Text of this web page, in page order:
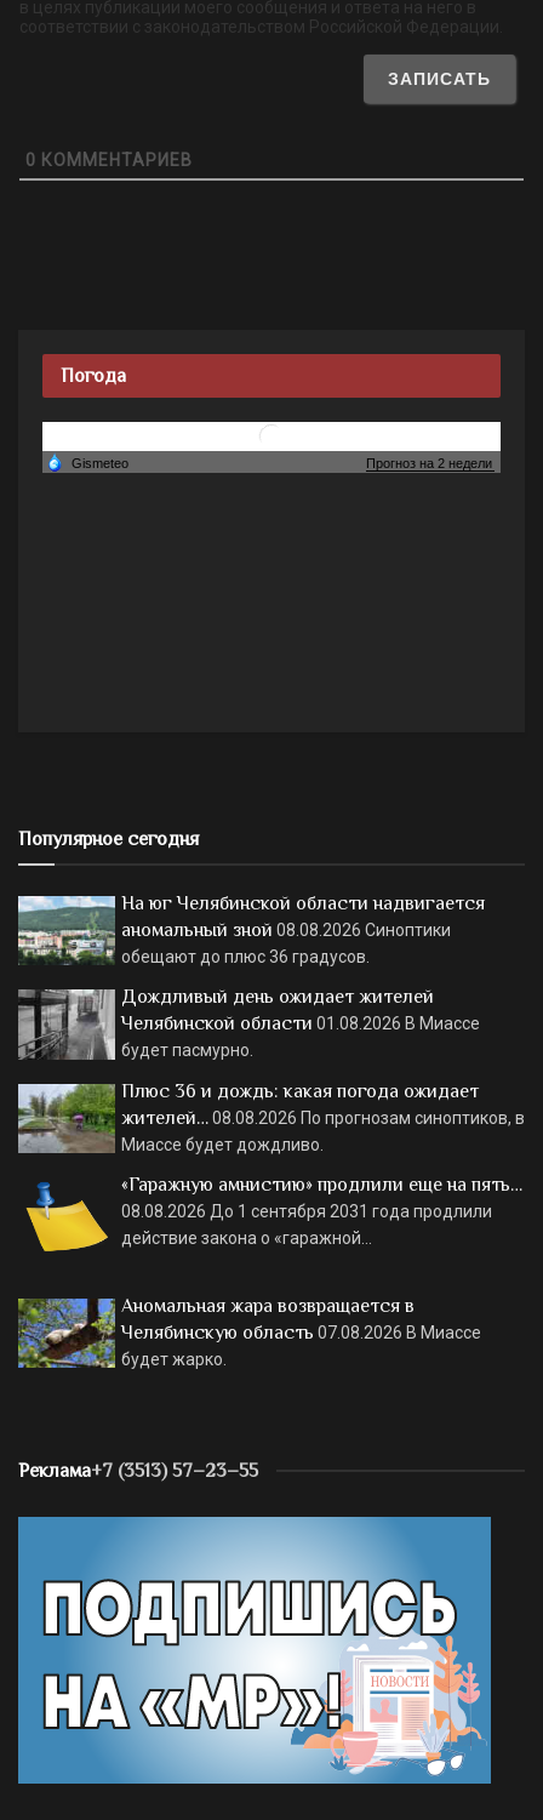
в целях публикации моего сообщения и ответа на него в
соответствии с законодательством Российской Федерации.
0 КОММЕНТАРИЕВ
Погода
Популярное сегодня
На юг Челябинской области надвигается
аномальный зной 08.08.2026 Синоптики
обещают до плюс 36 градусов.
Дождливый день ожидает жителей
Челябинской области 01.08.2026 В Миассе
будет пасмурно.
Плюс 36 и дождь: какая погода ожидает
жителей…08.08.2026 По прогнозам синоптиков, в
Миассе будет дождливо.
«Гаражную амнистию» продлили еще на пять…
08.08.2026 До 1 сентября 2031 года продлили
действие закона о «гаражной…
Аномальная жара возвращается в
Челябинскую область 07.08.2026 В Миассе
будет жарко.
Реклама+7 (3513) 57–23–55